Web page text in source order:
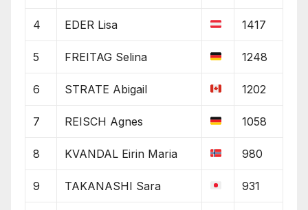
4 EDER Lisa 1417
5 FREITAG Selina 1248
6 STRATE Abigail 1202
7 REISCH Agnes 1058
8 KVANDAL Eirin Maria 980
9 TAKANASHI Sara 931